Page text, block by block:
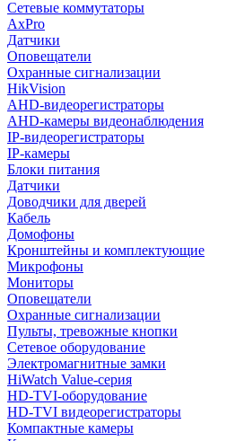
Сетевые коммутаторы
AxPro
Датчики
Оповещатели
Охранные сигнализации
HikVision
AHD-видеорегистраторы
AHD-камеры видеонаблюдения
IP-видеорегистраторы
IP-камеры
Блоки питания
Датчики
Доводчики для дверей
Кабель
Домофоны
Кронштейны и комплектующие
Микрофоны
Мониторы
Оповещатели
Охранные сигнализации
Пульты, тревожные кнопки
Сетевое оборудование
Электромагнитные замки
HiWatch Value-серия
HD-TVI-оборудование
HD-TVI видеорегистраторы
Компактные камеры